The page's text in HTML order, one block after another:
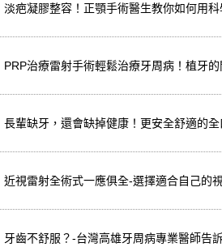
淡疤凝膠整容！正顎手術醫生教你如何用
PRP治療雷射手術輕鬆治療牙周病！植牙
長輩缺牙，還會缺掉健康！更安全舒適的
近視雷射全術式一應俱全-選擇適合自己的
牙齒不舒服？-台灣高雄牙周病專業醫師告